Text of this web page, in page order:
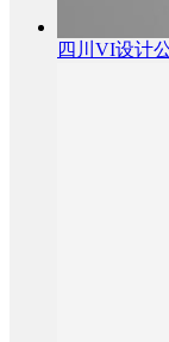
四川VI设计